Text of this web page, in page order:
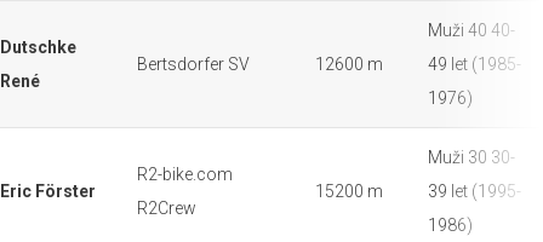
Dutschke
René
Bertsdorfer SV 12600 m
Muži 40 40-
49 let (1985-
1976)
Eric Förster
R2-bike.com
R2Crew
15200 m
Muži 30 30-
39 let (1995-
1986)